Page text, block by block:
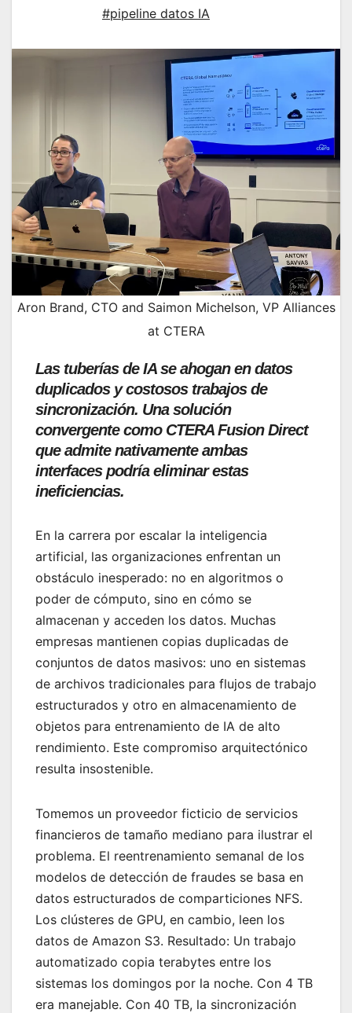
#pipeline datos IA
Aron Brand, CTO and Saimon Michelson, VP Alliances
at CTERA
Las tuberías de IA se ahogan en datos
duplicados y costosos trabajos de
sincronización. Una solución
convergente como CTERA Fusion Direct
que admite nativamente ambas
interfaces podría eliminar estas
ineficiencias.
En la carrera por escalar la inteligencia
artificial, las organizaciones enfrentan un
obstáculo inesperado: no en algoritmos o
poder de cómputo, sino en cómo se
almacenan y acceden los datos. Muchas
empresas mantienen copias duplicadas de
conjuntos de datos masivos: uno en sistemas
de archivos tradicionales para flujos de trabajo
estructurados y otro en almacenamiento de
objetos para entrenamiento de IA de alto
rendimiento. Este compromiso arquitectónico
resulta insostenible.
Tomemos un proveedor ficticio de servicios
financieros de tamaño mediano para ilustrar el
problema. El reentrenamiento semanal de los
modelos de detección de fraudes se basa en
datos estructurados de comparticiones NFS.
Los clústeres de GPU, en cambio, leen los
datos de Amazon S3. Resultado: Un trabajo
automatizado copia terabytes entre los
sistemas los domingos por la noche. Con 4 TB
era manejable. Con 40 TB, la sincronización